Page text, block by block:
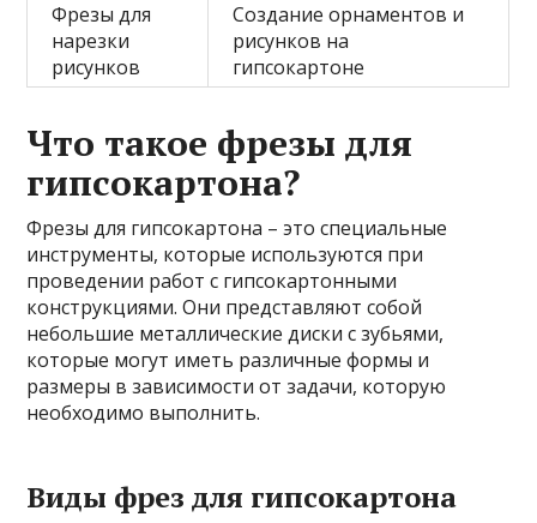
Фрезы для
нарезки
рисунков
Создание орнаментов и
рисунков на
гипсокартоне
Что такое фрезы для
гипсокартона?
Фрезы для гипсокартона – это специальные
инструменты, которые используются при
проведении работ с гипсокартонными
конструкциями. Они представляют собой
небольшие металлические диски с зубьями,
которые могут иметь различные формы и
размеры в зависимости от задачи, которую
необходимо выполнить.
Виды фрез для гипсокартона